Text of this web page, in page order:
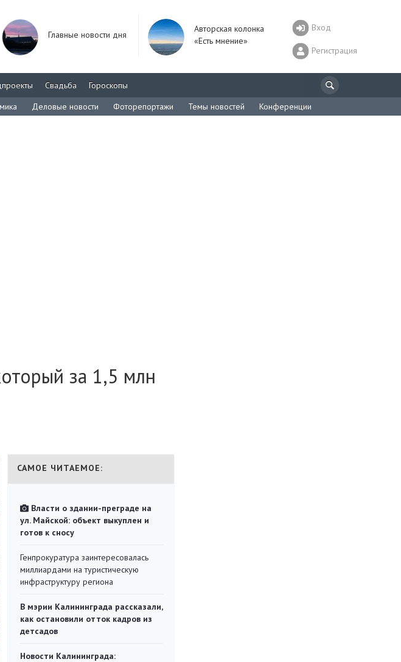
Главные новости дня
Авторская колонка
«Есть мнение»
Вход
Регистрация
Свадьба
Гороскопы
Деловые новости Фоторепортажи Темы новостей Конференции
за 1,5 млн
САМОЕ ЧИТАЕМОЕ:
Власти о здании-преграде на
ул. Майской: объект выкуплен и
готов к сносу
Генпрокуратура заинтересовалась
миллиардами на туристическую
инфраструктуру региона
В мэрии Калининграда рассказали,
как остановили отток кадров из
детсадов
Новости Калининграда: